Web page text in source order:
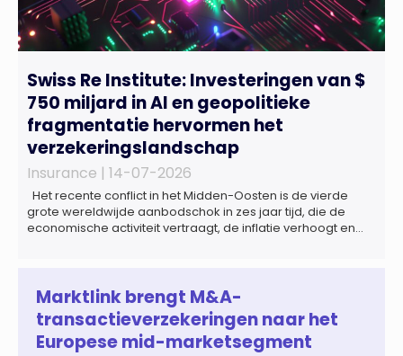
Swiss Re Institute: Investeringen van $
750 miljard in AI en geopolitieke
fragmentatie hervormen het
verzekeringslandschap
Insurance | 14-07-2026
Het recente conflict in het Midden-Oosten is de vierde
grote wereldwijde aanbodschok in zes jaar tijd, die de
economische activiteit vertraagt, de inflatie verhoogt en
wereldwijd naar verwachting afnemen tot 1,3% in reële
termen in […]
Marktlink brengt M&A-
transactieverzekeringen naar het
Europese mid-marketsegment